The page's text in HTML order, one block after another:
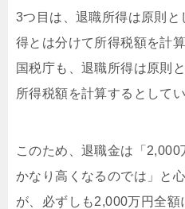
3つ目は、退職所得は原則
得とは分けて所得税額を計
国税庁も、退職所得は原則
所得税額を計算するとしてい
このため、退職金は「
かなり高くなるのでは」と
が、必ずしも2,000万円全